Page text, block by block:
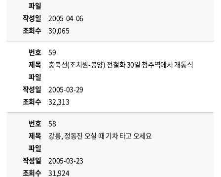
파일
작성일
2005-04-06
조회수
30,065
번호
59
제목
충북선(조치원-봉양) 전철화 30일 청주역에서 개통식
파일
작성일
2005-03-29
조회수
32,313
번호
58
제목
강릉, 정동진 오실 때 기차 타고 오세요
파일
작성일
2005-03-23
조회수
31,924